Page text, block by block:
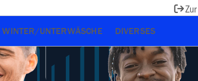
WINTER/UNTERWÄSCHE DIVERSES